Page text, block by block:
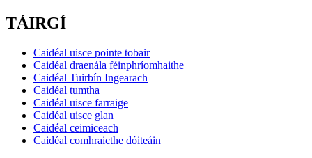
TÁIRGÍ
Caidéal uisce pointe tobair
Caidéal draenála féinphríomhaithe
Caidéal Tuirbín Ingearach
Caidéal tumtha
Caidéal uisce farraige
Caidéal uisce glan
Caidéal ceimiceach
Caidéal comhraicthe dóiteáin